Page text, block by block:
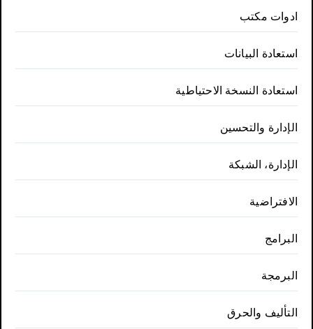
ادوات مكتب
استعادة البيانات
استعادة النسخة الاحتياطية
الإدارة والتحسين
الإدارة، الشبكة
الافتراضية
البرامج
البرمجة
التأليف والحرق